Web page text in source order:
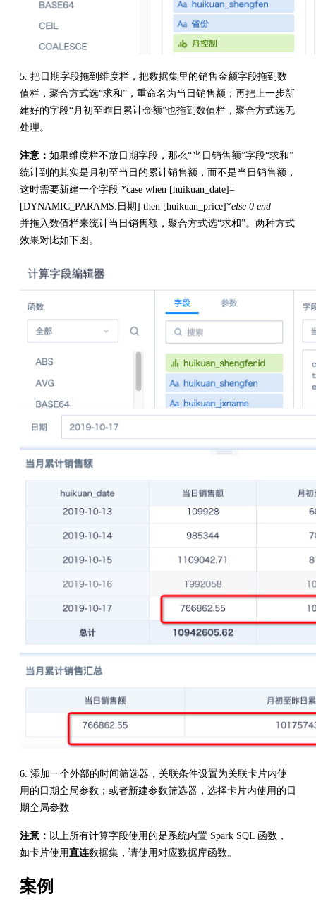
5. 把日期字段拖到维度栏，把数据集里的销售金额字段拖到数
值栏，聚合方式选“求和”，重命名为当日销售额；再把上一步新
建好的字段“月初至昨日累计金额”也拖到数值栏，聚合方式选无
处理。
注意： 如果维度栏不放日期字段，那么“当日销售额”字段“求和”
统计到的其实是月初至当日的累计销售额，而不是当日销售额，
这时需要新建一个字段 *case when [huikuan_date]=
[DYNAMIC_PARAMS.日期] then [huikuan_price]*else 0 end
并拖入数值栏来统计当日销售额，聚合方式选“求和”。两种方式
效果对比如下图。
6. 添加一个外部的时间筛选器，关联条件设置为关联卡片内使
用的日期全局参数；或者新建参数筛选器，选择卡片内使用的日
期全局参数
注意： 以上所有计算字段使用的是系统内置 Spark SQL 函数，
如卡片使用直连数据集，请使用对应数据库函数。
案例